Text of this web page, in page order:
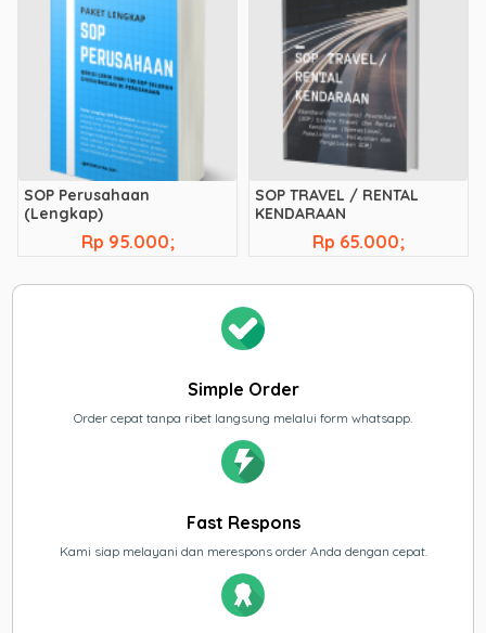
SOP Perusahaan
(Lengkap)
Rp 95.000;
SOP TRAVEL / RENTAL
KENDARAAN
Rp 65.000;
Simple Order
Order cepat tanpa ribet langsung melalui form whatsapp.
Fast Respons
Kami siap melayani dan merespons order Anda dengan cepat.